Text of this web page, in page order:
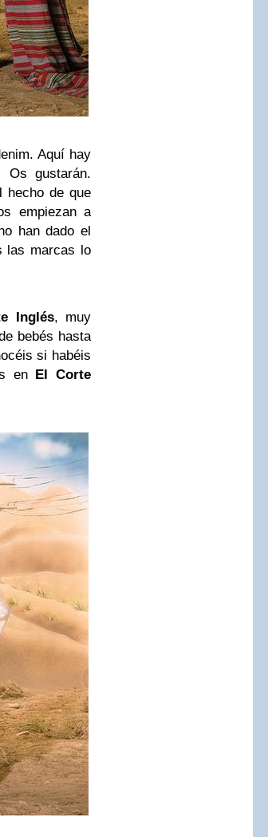
Aquí hay
Os gustarán.
hecho de que
empiezan a
han dado el
las marcas lo
Inglés, muy
bebés hasta
si habéis
en El Corte